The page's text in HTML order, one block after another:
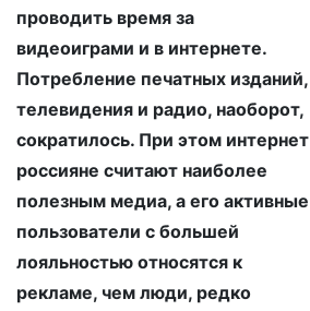
проводить время за
видеоиграми и в интернете.
Потребление печатных изданий,
телевидения и радио, наоборот,
сократилось. При этом интернет
россияне считают наиболее
полезным медиа, а его активные
пользователи с большей
лояльностью относятся к
рекламе, чем люди, редко